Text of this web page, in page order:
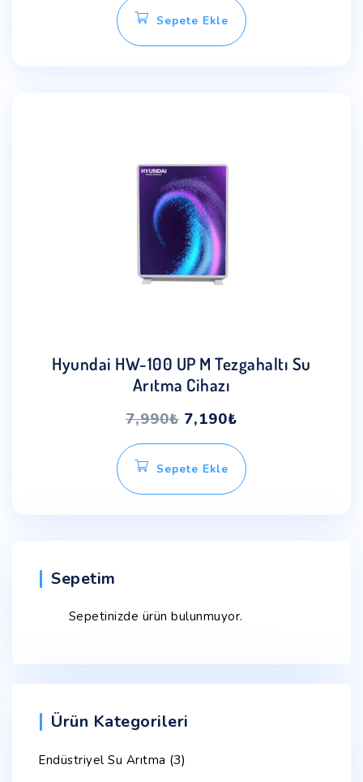
Sepete Ekle
Hyundai HW-100 UP M Tezgahaltı Su
Arıtma Cihazı
7,990₺ 7,190₺
Sepete Ekle
Sepetim
Sepetinizde ürün bulunmuyor.
Ürün Kategorileri
Endüstriyel Su Arıtma (3)